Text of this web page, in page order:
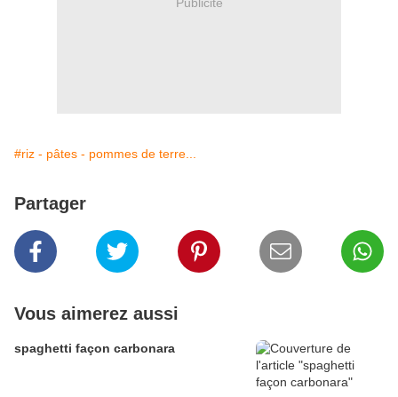
#riz - pâtes - pommes de terre...
Partager
Vous aimerez aussi
spaghetti façon carbonara